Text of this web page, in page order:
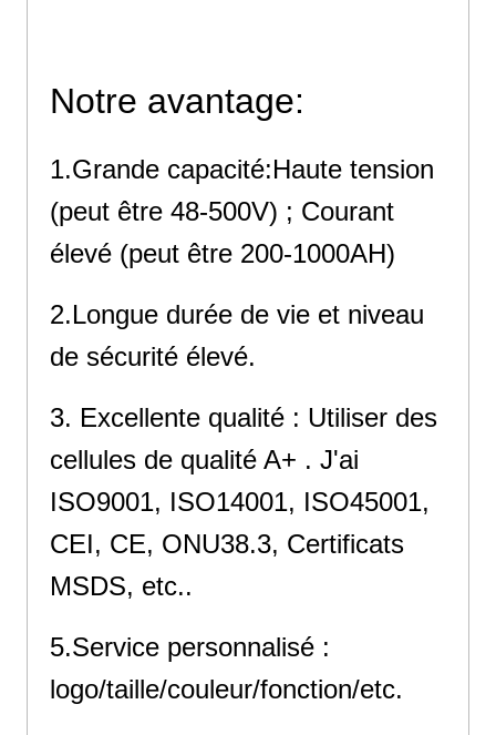
Notre avantage:
1.Grande capacité:Haute tension
(peut être 48-500V) ; Courant
élevé (peut être 200-1000AH)
2.Longue durée de vie et niveau
de sécurité élevé.
3. Excellente qualité : Utiliser des
cellules de qualité A+ . J'ai
ISO9001, ISO14001, ISO45001,
CEI, CE, ONU38.3, Certificats
MSDS, etc..
5.Service personnalisé :
logo/taille/couleur/fonction/etc.